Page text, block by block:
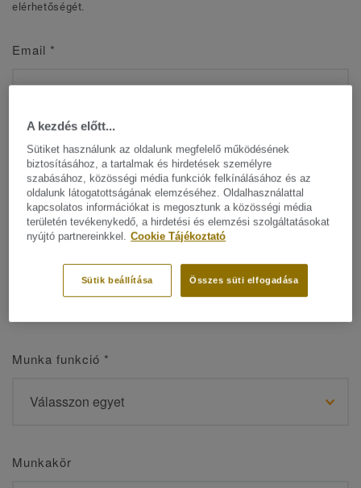
elérhetőségét.
Email *
Név*
Munka funkció *
Munkakör
A kezdés előtt...
Sütiket használunk az oldalunk megfelelő működésének
biztosításához, a tartalmak és hirdetések személyre
szabásához, közösségi média funkciók felkínálásához és az
oldalunk látogatottságának elemzéséhez. Oldalhasználattal
kapcsolatos információkat is megosztunk a közösségi média
területén tevékenykedő, a hirdetési és elemzési szolgáltatásokat
nyújtó partnereinkkel. Cookie Tájékoztató
Összes süti elfogadása
Sütik beállítása